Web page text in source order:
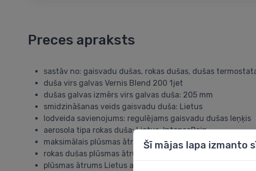
Preces apraksts
sastāv no: gaisvadu dušas, rokas dušas, dušas
duša virs galvas Vernis Blend 200 1jet
dušas galvas izmērs virs galvas duša: 205 mm
smidzināšanas veids gaisvadu duša: Lietus
lodveida savienojums: regulējams gaisvadu dušas leņķis
aerosola tipa rokas duša: Lietus, IntenseRain
maksimālais plūsmas ātrums pie 3 bāriem: 15,2 l/min
rokas dušas plūsmas ātrums pie 3 bāriem: 15,2 l/min
plūsmas ātrums Lietus aerosols (pie 3 bar): 12,4 l/min
Šī mājas lapa izmanto